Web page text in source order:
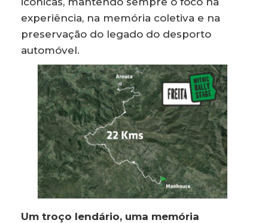
experiência, na memória coletiva e na
preservação do legado do desporto
automóvel.
Um troço lendário, uma memória